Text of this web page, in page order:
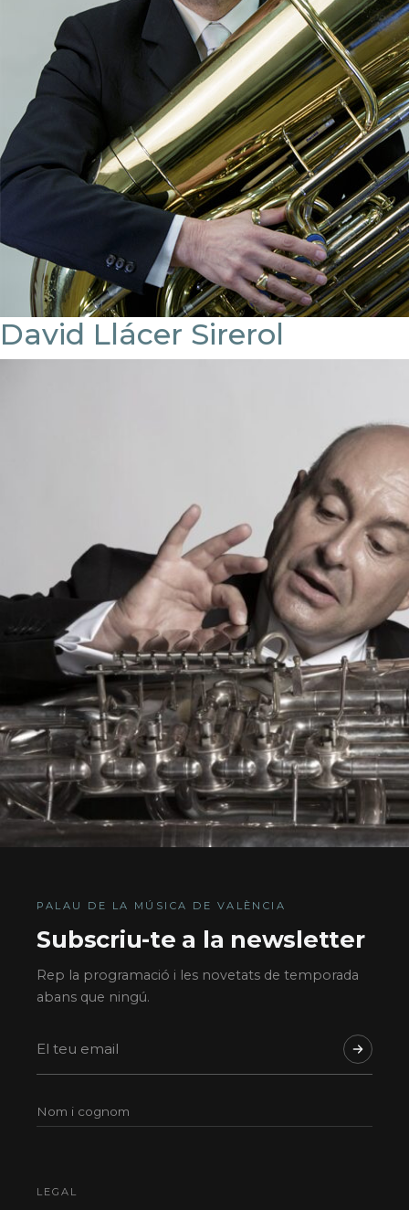
David Llácer Sirerol
PALAU DE LA MÚSICA DE VALÈNCIA
Subscriu-te a la newsletter
Rep la programació i les novetats de temporada
abans que ningú.
LEGAL